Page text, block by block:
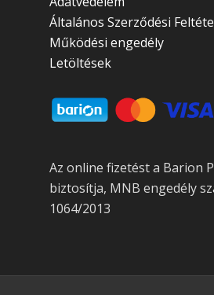
Általános Szerződési
Működési engedély
Letöltések
Az online fizetést a Barion
biztosítja, MNB engedély
1064/2013